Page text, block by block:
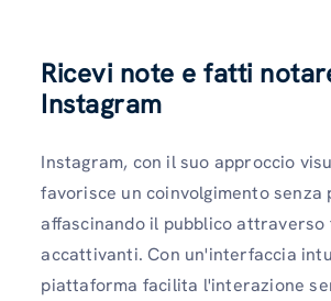
Ricevi note e fatti
Instagram
Instagram, con il suo approccio
favorisce un coinvolgimento senza
affascinando il pubblico attraverso
accattivanti. Con un'interfaccia
piattaforma facilita l'interazione